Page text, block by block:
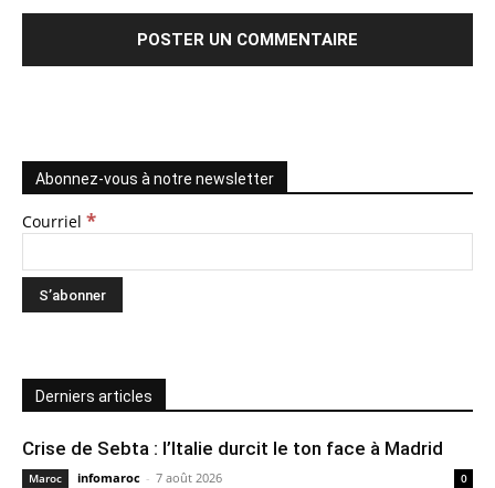
Abonnez-vous à notre newsletter
Courriel *
Derniers articles
Crise de Sebta : l’Italie durcit le ton face à Madrid
Maroc infomaroc - 7 août 2026 0